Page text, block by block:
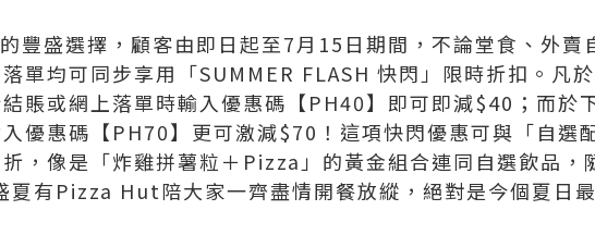
豐盛選擇，顧客由即日起至7月15日期間，不論堂食、外賣
單均可同步享用「SUMMER FLASH 快閃」限時折扣。凡
賬或網上落單時輸入優惠碼【PH40】即可即減$40；而於
優惠碼【PH70】更可激減$70！這項快閃優惠可與「自選
，像是「炸雞拼薯粒＋Pizza」的黃金組合連同自選飲品，
夏有Pizza Hut陪大家一齊盡情開餐放縱，絕對是今個夏日